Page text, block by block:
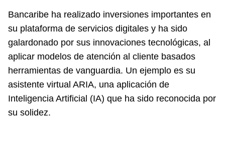
Bancaribe ha realizado inversiones importantes en
su plataforma de servicios digitales y ha sido
galardonado por sus innovaciones tecnológicas, al
aplicar modelos de atención al cliente basados
herramientas de vanguardia. Un ejemplo es su
asistente virtual ARIA, una aplicación de
Inteligencia Artificial (IA) que ha sido reconocida por
su solidez.